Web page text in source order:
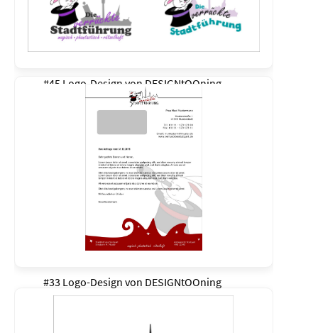
#45 Logo-Design von DESIGNtOOning
#33 Logo-Design von DESIGNtOOning